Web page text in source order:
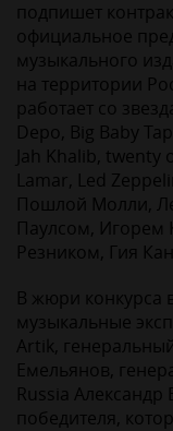
подпишет
официальное
музыкального
на территории
работает со
Depo, Big Baby
Jah Khalib, twenty
Lamar, Led
Пошлой Молли,
Паулсом, Игорем
Резником, Гия
В жюри конкурса
музыкальные
Artik,
Емельянов,
Russia
победителя,